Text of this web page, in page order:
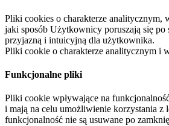
Pliki cookies o charakterze analitycznym,
jaki sposób Użytkownicy poruszają się
przyjazną i intuicyjną dla użytkownika.
Pliki cookie o charakterze analitycznym i
Funkcjonalne pliki
Pliki cookie wpływające na
i mają na celu umożliwienie korzystania
funkcjonalność nie są usuwane po